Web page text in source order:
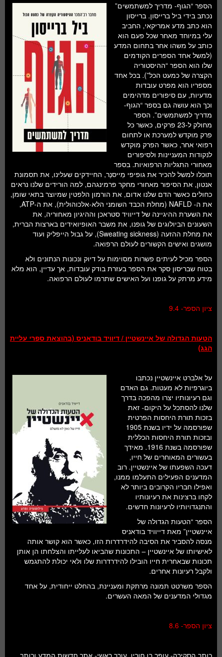
הספר “הגוף- מדריך למשתמשים”
נכתב בידי ביל ברייסון. ברייסון
הוא כתב מדע אמריקאי, החביב
עלי במיוחד מאחר שכל פעם הוא
כותב על משהו אחר בתחום המדע
(למשל אחד הספרים הקודמים
שלו הוא הספר “ההיסטוריה
הקצרה של כמעט הכל”). בכל אחד
מספריו הוא מפרט עובדות
מדעיות, עם סיפורים מדהימים
וכך הוא עושה גם בספר “הגוף-
מדריך למשתמשים”. הספר
מחולק ל-23 פרקים, כאשר כל
פרק מוקדש למערכת או לתחום
רפואי אחר, כאשר הפרק מוקדש
לנקודות המעניינות ולסיפורים
מאחורי התגליות הרפואיות. בספר
תוכלו למשל להכיר את גופיפי מַייסנֶר, החיידקים שעלינו, את תסמונת
אנטון, את הסיפור מאחורי מחקר פרמינגהם, למה הורידים שלנו נראים
כחולים כאשר הדם שלנו אדום, את הורמון הלפטין שמיוצר בתאי שומן,
את ה- NAFLD (מחלת הכבד השומני הלא-אלכוהולית), את ה-ATP,
את השערת ההיגיינה של דייוויד סטראכן וההיגיון מאחוריה, את
השעונים הביולוגים של גופנו, את משבר האופיואידים בארצות הברית,
את מחלת ההזעה (Sweating sickness), על גבול הייפליק ועוד
מושגים ואישים הקשורים לעולם הרפואה.
הספר מכיל לעיתים פשרות מסוימות על דיוק ונכונות הנתונים ולא
בטוח שבריסון סקר את הספר בעזרת בודק עובדות, אך עדיין, הוא מלא
מידע מרתק על גופנו ועל האישים שתרמו לעולם הרפואה.
ציון הספר- 9.4
הטעות הגדולה של איינשטיין / דיוויד בודאניס (בהוצאת ספרי עליית
הגג)
על אלברט איינשטיין נכתבו
ביוגרפיות לא מעטות. גם האדם
וגם רעיונותיו יצרו מהפכה בדרך
שלנו להסתכל על היקום- זאת
בזכות תורת היחסות הפרטית
שפורסמה על ידיו בשנת 1905
ובזכות תורת היחסות הכללית
שפורסמה בשנת 1916. מאידך
בעשורים המאוחרים של חייו,
דעכה השפעתו של איינשטיין. רוב
המדענים הפעילים התעלמו ממנו,
ואפילו חבריו הקרובים ביותר לא
לקחו ברצינות את רעיונותיו
והתנגדויותיו לרעיונות חדשים.
הספר “הטעות הגדולה של
איינשטיין” מאת דייוויד בודאניס
מנסה להסביר את הסיבה להידרדרות הזו, כאשר הוא קושר אותה
לאישיותו של איינשטיין – התכונות שהביאו לעלייתו והצלחתו הן אותן
תכונות שבאחרית חייו הובילו להידרדרות שלו ולאי יכולת להתגמש
ולקבל רעיונות אחרים.
הספר משרטט תמונה מרתקת ומעניינת, בהחלט ייחודית, על אחד
מגדולי המדענים של המאה העשרים.
ציון הספר- 8.6
כותב הסקירה- עופר בן חורין, עורך ראשי- אתר חדשות המדע וכותב